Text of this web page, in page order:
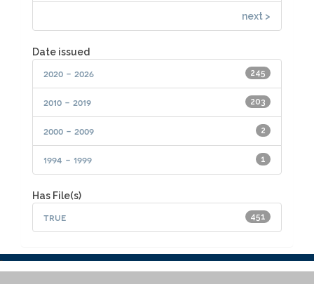
next >
Date issued
245
2020 - 2026
203
2010 - 2019
2
2000 - 2009
1
1994 - 1999
Has File(s)
451
true